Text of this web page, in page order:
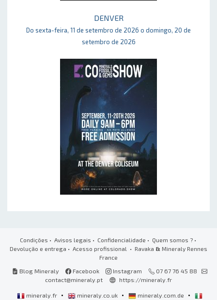
DENVER
Do sexta-feira, 11 de setembro de 2026 o domingo, 20 de
setembro de 2026
Condições • Avisos legais • Confidencialidade • Quem somos ?•
Devolução e entrega • Acesso profissional • Ravaka & Mineraly Rennes
France
Blog Mineraly
Facebook Instagram
07 67 76 45 88
contact@mineraly.pt
https://mineraly.fr
mineraly.fr • mineraly.co.uk • mineraly.com.de •